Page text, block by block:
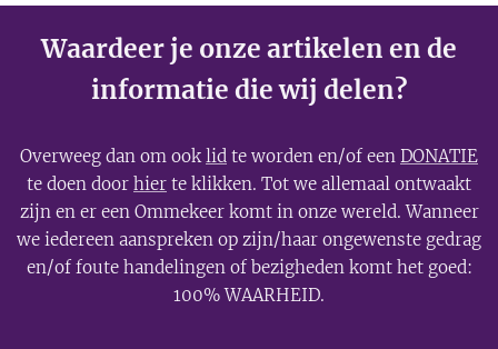
Waardeer je onze artikelen en de
informatie die wij delen?
Overweeg dan om ooklid te worden en/of een DONATIE
te doen door hier te klikken. Tot we allemaal ontwaakt
zijn en er een Ommekeer komt in onze wereld. Wanneer
we iedereen aanspreken op zijn/haar ongewenste gedrag
en/of foute handelingen of bezigheden komt het goed:
100% WAARHEID.